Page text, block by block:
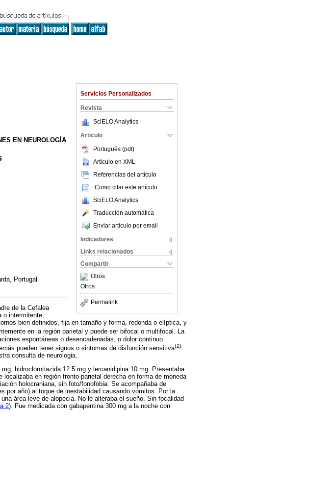
Servicios Personalizados
Revista
SciELO Analytics
Articulo
Portugués (pdf)
Articulo en XML
Referencias del artículo
Como citar este artículo
SciELO Analytics
Traducción automática
Enviar articulo por email
Indicadores
Links relacionados
Compartir
Otros
Otros
Permalink
EN NEUROLOGÍA
Portugal.
de la Cefalea
o intermitente,
bien definidos, fija en tamaño y forma, redonda o elíptica, y
en la región parietal y puede ser bifocal o multifocal. La
espontáneas o desencadenadas, o dolor continuo
pueden tener signos o sintomas de disfunción sensitiva(2)
consulta de neurologia.
hidroclorotiazida 12.5 mg y lercanidipina 10 mg. Presentaba
en región fronto-parietal derecha en forma de moneda
holocraniana, sin foto/fonofobia. Se acompañaba de
por año) al toque de inestabilidad causando vómitos. Por la
área leve de alopecia. No le alteraba el sueño. Sin focalidad
2). Fue medicada con gabapentina 300 mg a la noche con